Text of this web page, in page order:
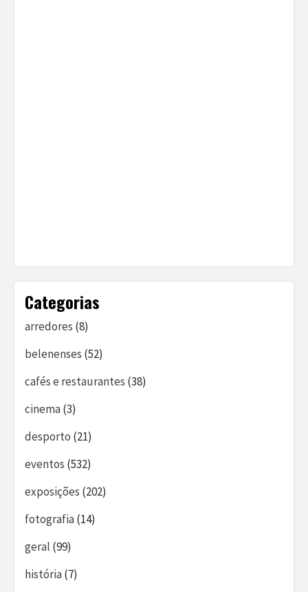
Categorias
arredores (8)
belenenses (52)
cafés e restaurantes (38)
cinema(3)
desporto (21)
eventos (532)
exposições (202)
fotografia(14)
geral (99)
história(7)